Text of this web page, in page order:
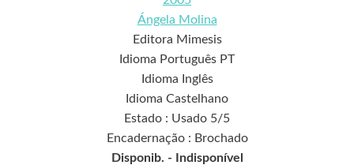
Ángela Molina
Editora Mimesis
Idioma Português PT
Idioma Inglês
Idioma Castelhano
Estado : Usado 5/5
Encadernação : Brochado
Disponib. -
Indisponível